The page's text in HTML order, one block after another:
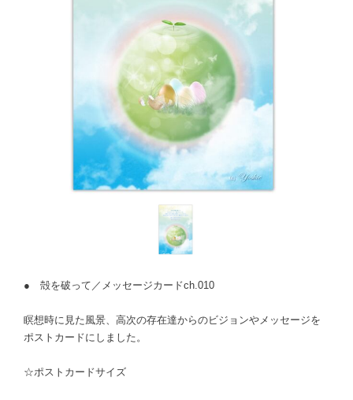
● 殻を破って／メッセージカードch.010
瞑想時に見た風景、高次の存在達からのビジョンやメッセージを
ポストカードにしました。
☆ポストカードサイズ